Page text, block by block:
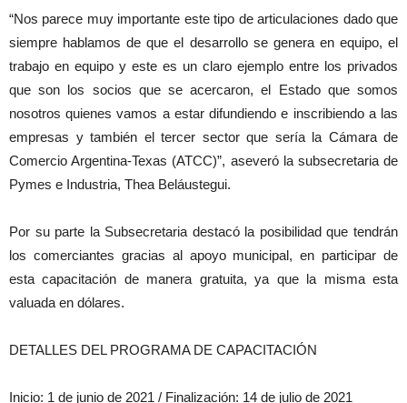
“Nos parece muy importante este tipo de articulaciones dado que
siempre hablamos de que el desarrollo se genera en equipo, el
trabajo en equipo y este es un claro ejemplo entre los privados
que son los socios que se acercaron, el Estado que somos
nosotros quienes vamos a estar difundiendo e inscribiendo a las
empresas y también el tercer sector que sería la Cámara de
Comercio Argentina-Texas (ATCC)”, aseveró la subsecretaria de
Pymes e Industria, Thea Beláustegui.
Por su parte la Subsecretaria destacó la posibilidad que tendrán
los comerciantes gracias al apoyo municipal, en participar de
esta capacitación de manera gratuita, ya que la misma esta
valuada en dólares.
DETALLES DEL PROGRAMA DE CAPACITACIÓN
Inicio: 1 de junio de 2021 / Finalización: 14 de julio de 2021